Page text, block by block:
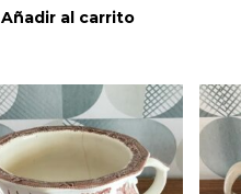
Añadir al carrito